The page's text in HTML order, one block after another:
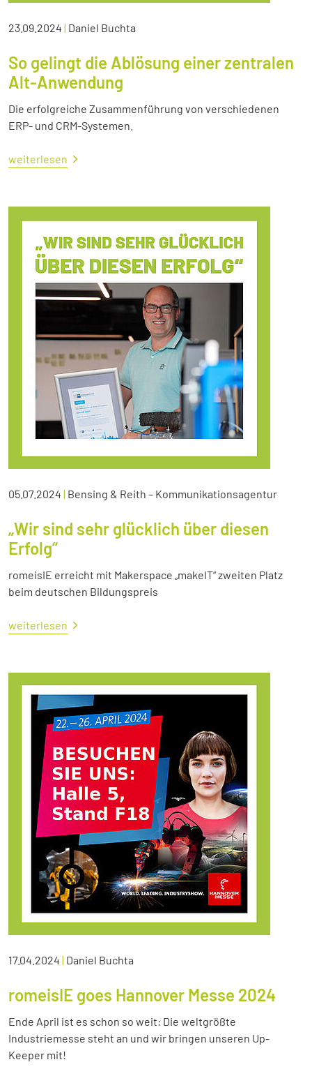
23.09.2024 | Daniel Buchta
So gelingt die Ablösung einer zentralen
Alt-Anwendung
Die erfolgreiche Zusammenführung von verschiedenen
ERP- und CRM-Systemen.
weiterlesen
05.07.2024 | Bensing & Reith – Kommunikationsagentur
„Wir sind sehr glücklich über diesen
Erfolg“
romeisIE erreicht mit Makerspace „makeIT“ zweiten Platz
beim deutschen Bildungspreis
weiterlesen
17.04.2024 | Daniel Buchta
romeisIE goes Hannover Messe 2024
Ende April ist es schon so weit: Die weltgrößte
Industriemesse steht an und wir bringen unseren Up-
Keeper mit!